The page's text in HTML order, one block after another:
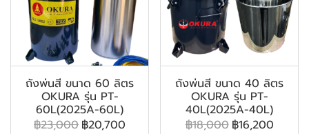
ถังพ่นสี ขนาด 60 ลิตร
OKURA รุ่น PT-
60L(2025A-60L)
฿23,000 ฿20,700
ถังพ่นสี ขนาด 40 ลิตร
OKURA รุ่น PT-
40L(2025A-40L)
฿18,000 ฿16,200